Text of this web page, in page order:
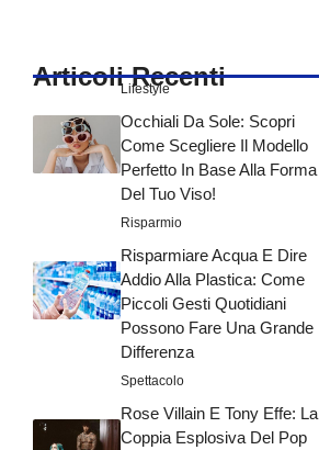
Articoli Recenti
Lifestyle
Occhiali Da Sole: Scopri
Come Scegliere Il Modello
Perfetto In Base Alla Forma
Del Tuo Viso!
Risparmio
Risparmiare Acqua E Dire
Addio Alla Plastica: Come
Piccoli Gesti Quotidiani
Possono Fare Una Grande
Differenza
Spettacolo
Rose Villain E Tony Effe: La
Coppia Esplosiva Del Pop